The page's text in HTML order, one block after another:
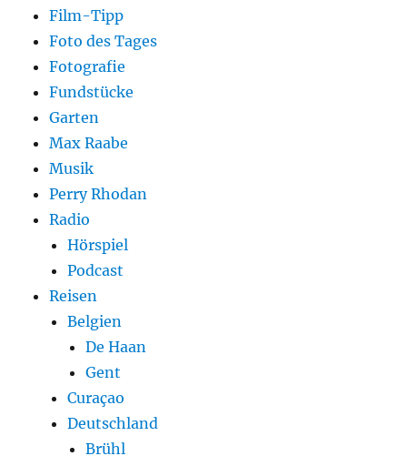
Film-Tipp
Foto des Tages
Fotografie
Fundstücke
Garten
Max Raabe
Musik
Perry Rhodan
Radio
Hörspiel
Podcast
Reisen
Belgien
De Haan
Gent
Curaçao
Deutschland
Brühl